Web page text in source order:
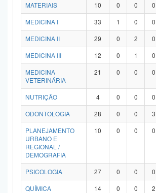
MATERIAIS 10 0 0 0
MEDICINA I
33 1 0 0
MEDICINA II
29 0 2 0
MEDICINA III
12 0 1 0
MEDICINA
VETERINÁRIA
21 0 0 0
NUTRIÇÃO 4 0 0 0
ODONTOLOGIA
28 0 0 3
PLANEJAMENTO
URBANO E
REGIONAL /
DEMOGRAFIA
10 0 0 0
PSICOLOGIA 27 0 0 0
QUÍMICA
14 0 0 2